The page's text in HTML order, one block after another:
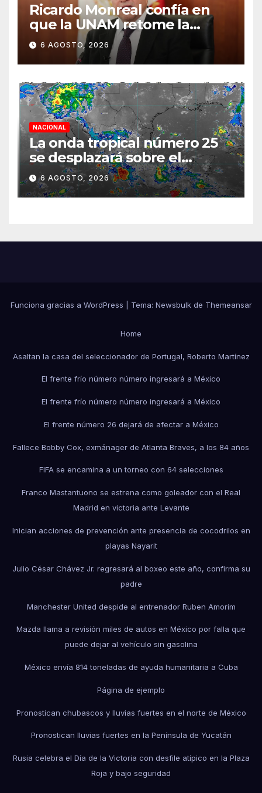
Ricardo Monreal confía en
que la UNAM retome la
normalidad e inicie el
semestre mediante el
diálogo
6 AGOSTO, 2026
NACIONAL
La onda tropical número 25
se desplazará sobre el
sureste mexicano
6 AGOSTO, 2026
Funciona gracias a WordPress Tema: Newsbulkde Themeansar
Home
Asaltan la casa del seleccionador de Portugal, Roberto Martínez
El frente frío número número ingresará a México
El frente frío número número ingresará a México
El frente número 26 dejará de afectar a México
Fallece Bobby Cox, exmánager de Atlanta Braves, a los 84 años
FIFA se encamina a un torneo con 64 selecciones
Franco Mastantuono se estrena como goleador con el Real
Madrid en victoria ante Levante
Inician acciones de prevención ante presencia de cocodrilos en
playas Nayarit
Julio César Chávez Jr. regresará al boxeo este año, confirma su
padre
Manchester United despide al entrenador Ruben Amorim
Mazda llama a revisión miles de autos en México por falla que
puede dejar al vehículo sin gasolina
México envía 814 toneladas de ayuda humanitaria a Cuba
Página de ejemplo
Pronostican chubascos y lluvias fuertes en el norte de México
Pronostican lluvias fuertes en la Península de Yucatán
Rusia celebra el Día de la Victoria con desfile atípico en la Plaza
Roja y bajo seguridad